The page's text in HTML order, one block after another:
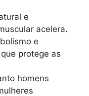
e
acelera.
e
protege as
homens